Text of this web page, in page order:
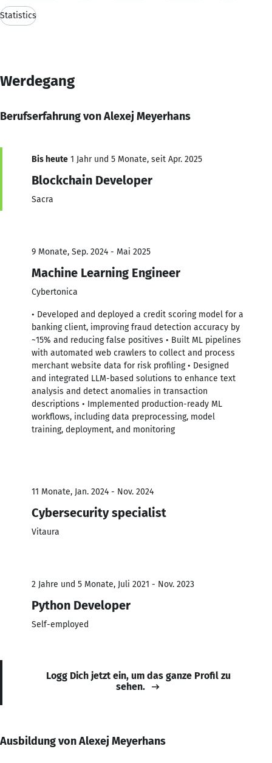
Statistics
Werdegang
Berufserfahrung von Alexej Meyerhans
Bis heute 1 Jahr und 5 Monate, seit Apr. 2025
Blockchain Developer
Sacra
9 Monate, Sep. 2024 - Mai 2025
Machine Learning Engineer
Cybertonica
• Developed and deployed a credit scoring model for a
banking client, improving fraud detection accuracy by
~15% and reducing false positives • Built ML pipelines
with automated web crawlers to collect and process
merchant website data for risk profiling • Designed
and integrated LLM-based solutions to enhance text
analysis and detect anomalies in transaction
descriptions • Implemented production-ready ML
workflows, including data preprocessing, model
training, deployment, and monitoring
11 Monate, Jan. 2024 - Nov. 2024
Cybersecurity specialist
Vitaura
2 Jahre und 5 Monate, Juli 2021 - Nov. 2023
Python Developer
Self-employed
Logg Dich jetzt ein, um das ganze Profil zu
sehen.
Ausbildung von Alexej Meyerhans